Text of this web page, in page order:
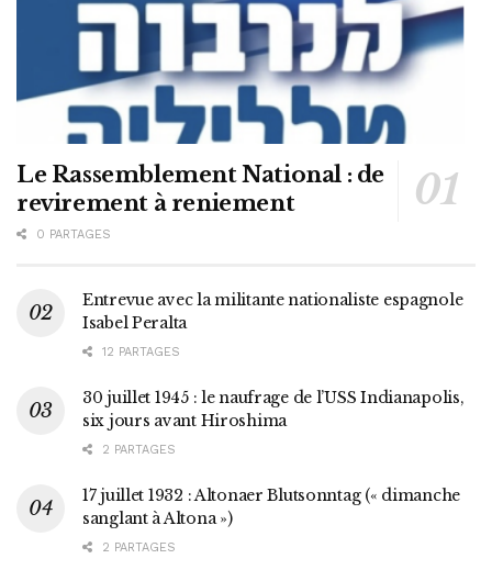
Le Rassemblement National : de
revirement à reniement
0 PARTAGES
Entrevue avec la militante nationaliste espagnole
Isabel Peralta
12 PARTAGES
30 juillet 1945 : le naufrage de l’USS Indianapolis,
six jours avant Hiroshima
2 PARTAGES
17 juillet 1932 : Altonaer Blutsonntag (« dimanche
sanglant à Altona »)
2 PARTAGES